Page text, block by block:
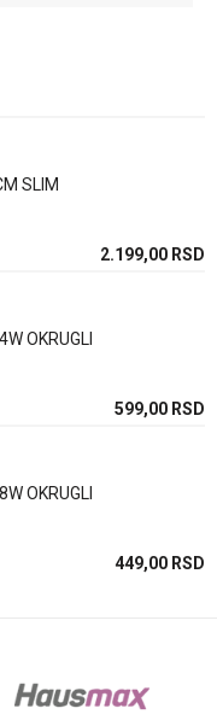
:
SLIM
2.199,00 RSD
OKRUGLI
599,00 RSD
OKRUGLI
449,00 RSD